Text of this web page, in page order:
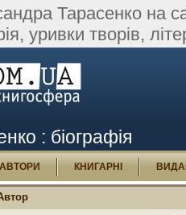
Тарасенко на
уривки творів,
: біографія
АВТОРИ КНИГАРНІ